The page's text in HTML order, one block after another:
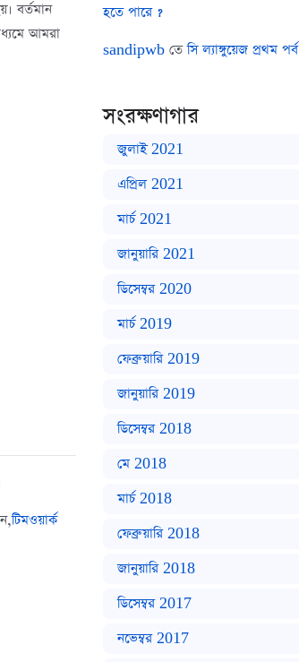
বর্তমান
আমরা
টিমওয়ার্ক
হতে পারে ?
sandipwb তেসি ল্যাঙ্গুয়েজ প্রথম পর্ব
সংরক্ষণাগার
জুলাই 2021
এপ্রিল 2021
মার্চ 2021
জানুয়ারি 2021
ডিসেম্বর 2020
মার্চ 2019
ফেব্রুয়ারি 2019
জানুয়ারি 2019
ডিসেম্বর 2018
মে 2018
মার্চ 2018
ফেব্রুয়ারি 2018
জানুয়ারি 2018
ডিসেম্বর 2017
নভেম্বর 2017